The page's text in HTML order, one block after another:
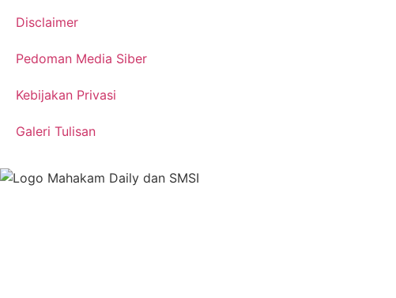
Disclaimer
Pedoman Media Siber
Kebijakan Privasi
Galeri Tulisan